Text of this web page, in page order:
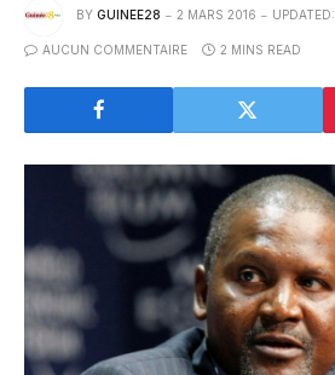
BY GUINEE28 2 MARS 2016 UPDATED:
AUCUN COMMENTAIRE 2 MINS READ